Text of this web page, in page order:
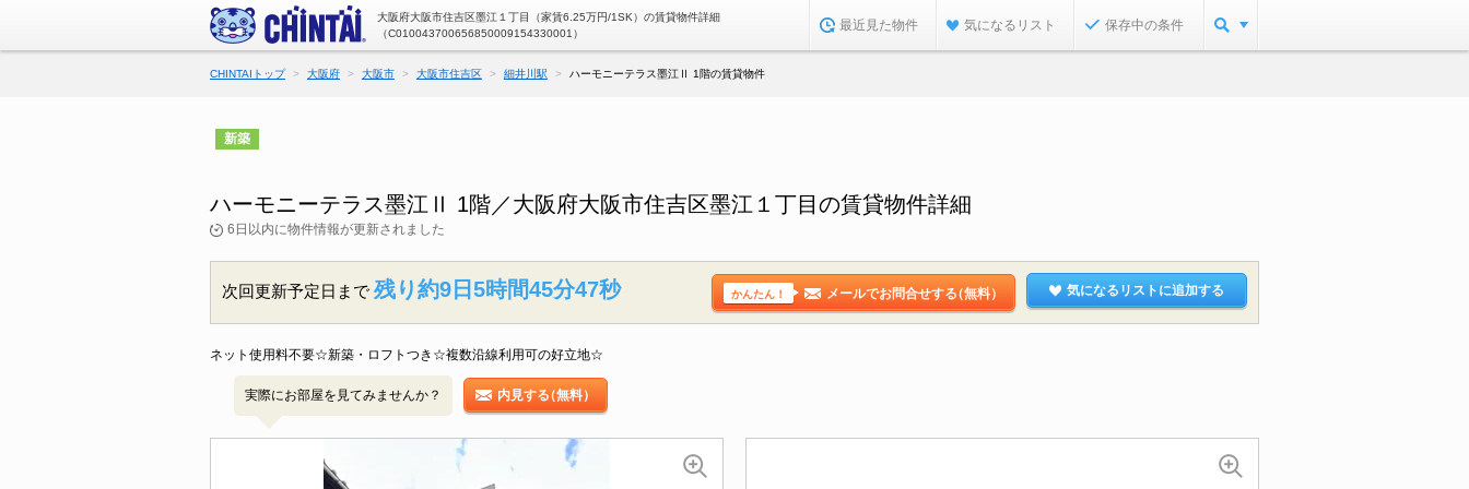
大阪府大阪市住吉区墨江１丁目（家賃6.25万円/1SK）の賃貸物件詳細
（C010043700656850009154330001）
最近見た物件 気になるリスト 保存中の条件
CHINTAIトップ 大阪府 大阪市 大阪市住吉区 細井川駅 ハーモニーテラス墨江Ⅱ 1階の賃貸物件
新築
ハーモニーテラス墨江Ⅱ 1階／大阪府大阪市住吉区墨江１丁目の賃貸物件詳細
6日以内に物件情報が更新されました
次回更新予定日まで 残り約9日5時間45分46秒 かんたん！ メールでお問合せする（無料） 気になるリストに追加する
ネット使用料不要☆新築・ロフトつき☆複数沿線利用可の好立地☆
実際にお部屋を見てみませんか？ 内見する（無料）